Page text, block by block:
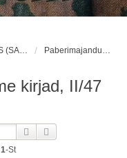
VARUSTUS (SAKSA SÕJAVÄGI) / EQUIPMENT (GERMAN ARMY) Paberimajandus/Documents
kirjad, II/47
Otsi
1-st